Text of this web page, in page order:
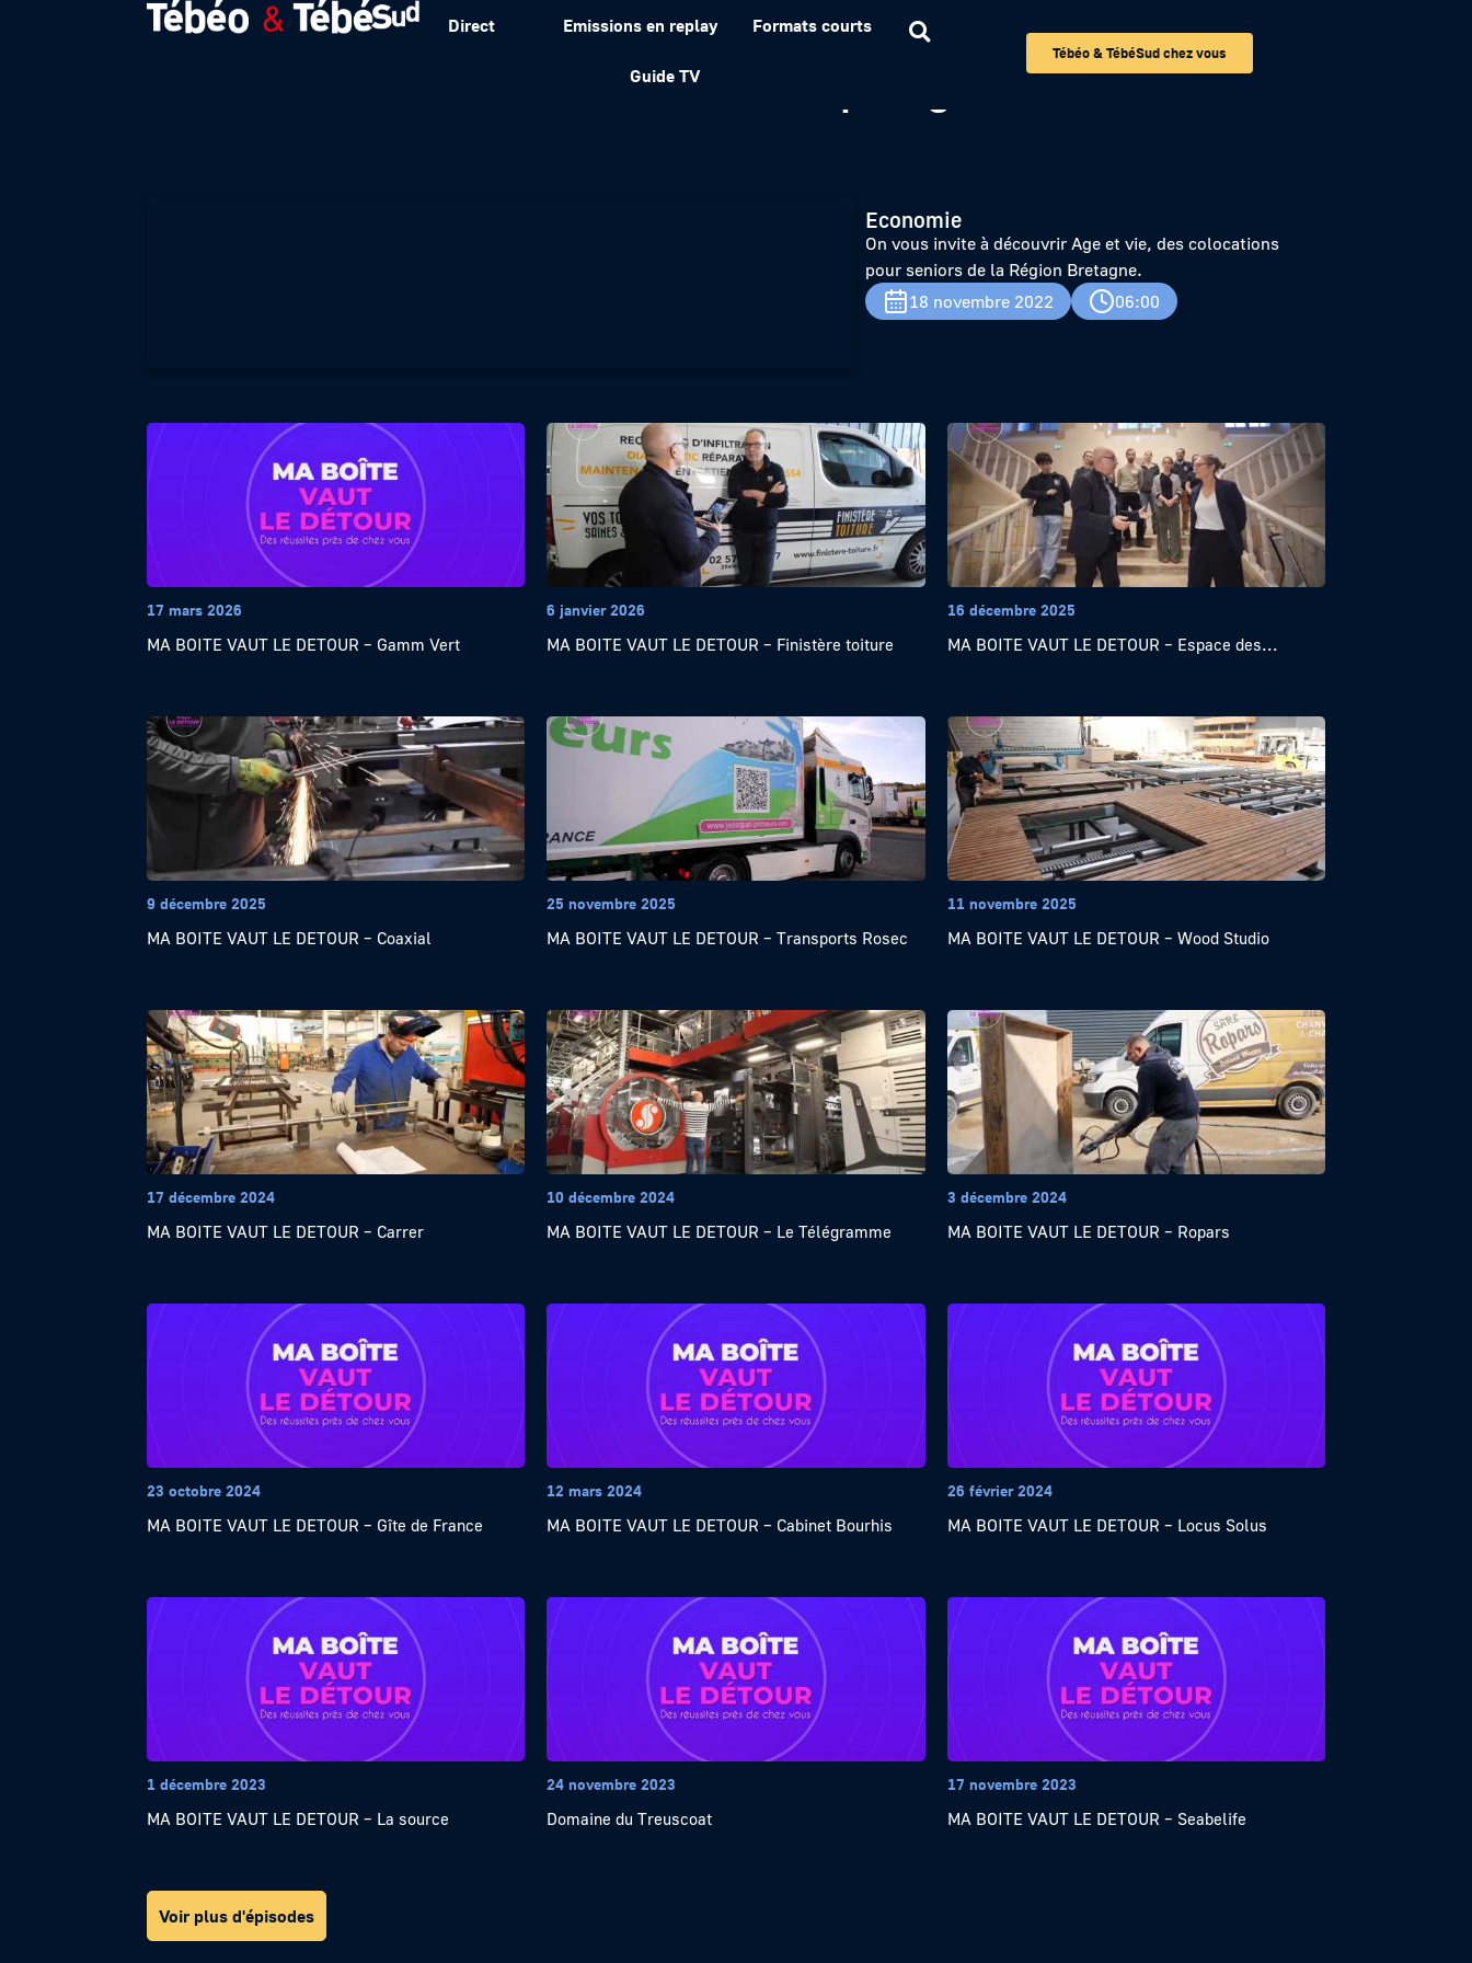
Direct Emissions en replay Formats courts
Guide TV
Tébéo & TébéSud chez vous
MA BOITE VAUT LE DETOUR – Groupe Age et vie
Economie
On vous invite à découvrir Age et vie, des colocations
pour seniors de la Région Bretagne.
18 novembre 2022
06:00
17 mars 2026
MA BOITE VAUT LE DETOUR – Gamm Vert
6 janvier 2026
MA BOITE VAUT LE DETOUR – Finistère toiture
16 décembre 2025
MA BOITE VAUT LE DETOUR – Espace des...
9 décembre 2025
MA BOITE VAUT LE DETOUR – Coaxial
25 novembre 2025
MA BOITE VAUT LE DETOUR – Transports Rosec
11 novembre 2025
MA BOITE VAUT LE DETOUR – Wood Studio
17 décembre 2024
MA BOITE VAUT LE DETOUR – Carrer
10 décembre 2024
MA BOITE VAUT LE DETOUR – Le Télégramme
3 décembre 2024
MA BOITE VAUT LE DETOUR – Ropars
23 octobre 2024
MA BOITE VAUT LE DETOUR – Gîte de France
12 mars 2024
MA BOITE VAUT LE DETOUR – Cabinet Bourhis
26 février 2024
MA BOITE VAUT LE DETOUR – Locus Solus
1 décembre 2023
MA BOITE VAUT LE DETOUR – La source
24 novembre 2023
Domaine du Treuscoat
17 novembre 2023
MA BOITE VAUT LE DETOUR – Seabelife
Voir plus d'épisodes